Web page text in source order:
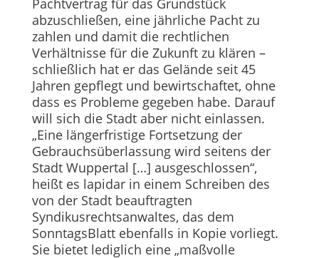
Pachtvertrag für das Grundstück
abzuschließen, eine jährliche Pacht zu
zahlen und damit die rechtlichen
Verhältnisse für die Zukunft zu klären –
schließlich hat er das Gelände seit 45
Jahren gepflegt und bewirtschaftet, ohne
dass es Probleme gegeben habe. Darauf
will sich die Stadt aber nicht einlassen.
„Eine längerfristige Fortsetzung der
Gebrauchsüberlassung wird seitens der
Stadt Wuppertal […] ausgeschlossen“,
heißt es lapidar in einem Schreiben des
von der Stadt beauftragten
Syndikusrechtsanwaltes, das dem
SonntagsBlatt ebenfalls in Kopie vorliegt.
Sie bietet lediglich eine „maßvolle